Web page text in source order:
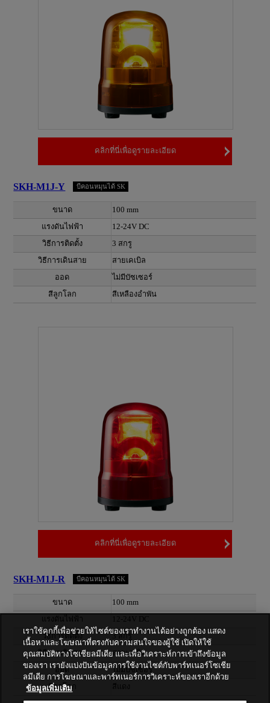
คลิกที่นี่เพื่อดูรายละเอียด
SKH-M1J-Y บีคอนหมุนได้ SK
ขนาด
100 mm
แรงดันไฟฟ้า
12-24V DC
วิธีการติดตั้ง
3 สกรู
วิธีการเดินสาย
สายเคเบิล
ออด
ไม่มีบัซเซอร์
สีลูกโลก
สีเหลืองอำพัน
คลิกที่นี่เพื่อดูรายละเอียด
SKH-M1J-R บีคอนหมุนได้ SK
ขนาด
100 mm
แรงดันไฟฟ้า
12-24V DC
วิธีการติดตั้ง
3 สกรู
วิธีการเดินสาย
สายเคเบิล
ออด
ไม่มีบัซเซอร์
สีลูกโลก
สีแดง
เราใช้คุกกี้เพื่อช่วยให้ไซต์ของเราทำงานได้อย่างถูกต้อง แสดง
เนื้อหาและโฆษณาที่ตรงกับความสนใจของผู้ใช้ เปิดให้ใช้
คุณสมบัติทางโซเชียลมีเดีย และเพื่อวิเคราะห์การเข้าถึงข้อมูล
ของเรา เรายังแบ่งปันข้อมูลการใช้งานไซต์กับพาร์ทเนอร์โซเชีย
ลมีเดีย การโฆษณาและพาร์ทเนอร์การวิเคราะห์ของเราอีกด้วย
ข้อมูลเพิ่มเติม